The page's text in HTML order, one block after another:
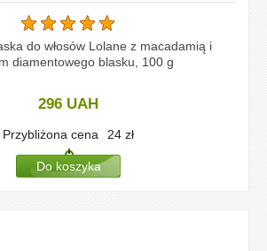
do włosów Lolane z macadamią i
diamentowego blasku, 100 g
296 UAH
Przybliżona cena 24 zł